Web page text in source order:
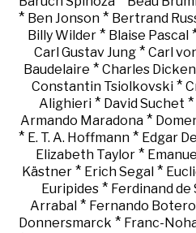
* Ben Jonson* Bertrand
Billy Wilder* Blaise Pascal
Carl Gustav Jung * Carl
Baudelaire * Charles
Constantin Tsiolkovski *
Alighieri* David Suchet *
Armando Maradona*
* E. T. A. Hoffmann * Edgar
Elizabeth Taylor *
Kästner * Erich Segal *
Euripides* Ferdinand de
Arrabal * Fernando Botero
Donnersmarck * Franc-